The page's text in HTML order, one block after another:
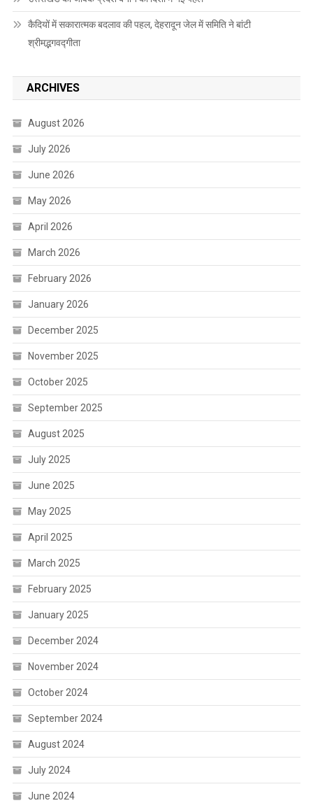
कैदियों में सकारात्मक बदलाव की पहल, देहरादून जेल में समिति ने बांटी
श्रीमद्भगवद्गीता
ARCHIVES
August 2026
July 2026
June 2026
May 2026
April 2026
March 2026
February 2026
January 2026
December 2025
November 2025
October 2025
September 2025
August 2025
July 2025
June 2025
May 2025
April 2025
March 2025
February 2025
January 2025
December 2024
November 2024
October 2024
September 2024
August 2024
July 2024
June 2024